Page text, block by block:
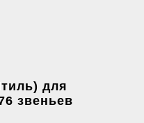
для
звеньев